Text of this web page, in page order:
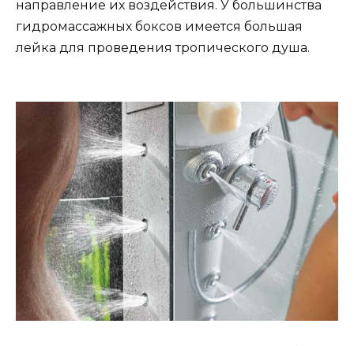
направление их воздействия. У большинства
гидромассажных боксов имеется большая
лейка для проведения тропического душа.